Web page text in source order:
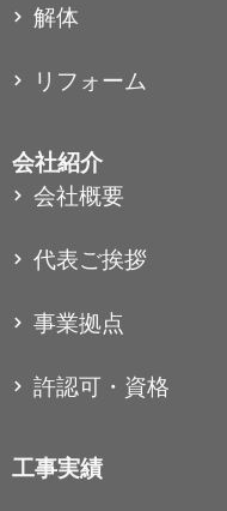
解体
リフォーム
会社紹介
会社概要
代表ご挨拶
事業拠点
許認可・資格
工事実績